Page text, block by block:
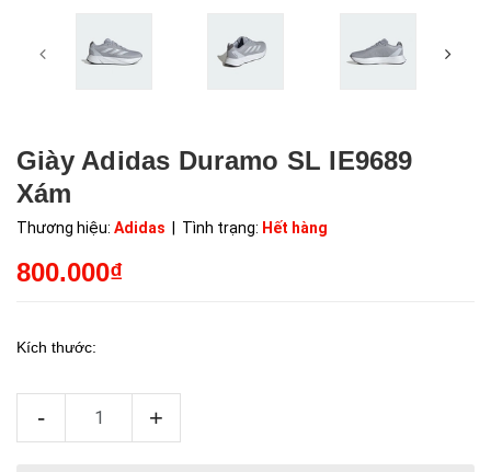
Giày Adidas Duramo SL IE9689
Xám
Thương hiệu: Adidas | Tình trạng: Hết hàng
800.000₫
Kích thước:
- +